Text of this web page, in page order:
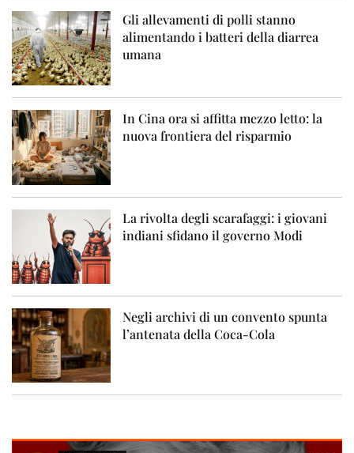
Gli allevamenti di polli stanno
alimentando i batteri della diarrea
umana
In Cina ora si affitta mezzo letto: la
nuova frontiera del risparmio
La rivolta degli scarafaggi: i giovani
indiani sfidano il governo Modi
Negli archivi di un convento spunta
l’antenata della Coca-Cola